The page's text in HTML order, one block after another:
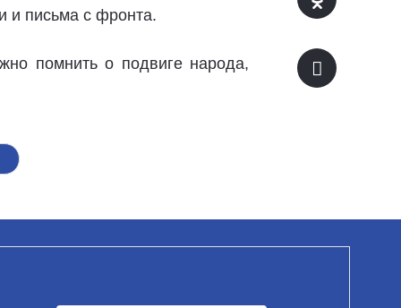
и письма с фронта.
помнить о подвиге народа,